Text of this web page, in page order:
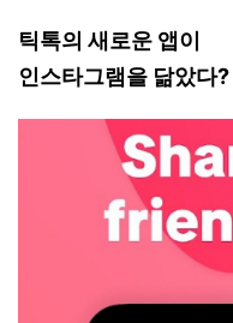
틱톡의 새로운 앱이
인스타그램을 닮았다?